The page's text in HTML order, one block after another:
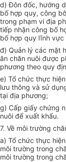
d) Đôn đốc, hướng
bố hợp quy, công
trong phạm vi địa
tiếp nhận công bố
bố hợp quy lĩnh vực
đ) Quản lý các mặt
ăn chăn nuôi được
phương theo quy
e) Tổ chức thực
lưu thông và sử
tại địa phương;
g) Cấp giấy chứng
nuôi để xuất khẩu.
7. Về môi trường
a) Tổ chức thực
môi trường trong
môi trường trong